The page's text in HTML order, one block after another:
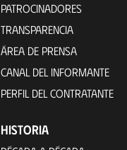
PATROCINADORES
TRANSPARENCIA
ÁREA DE PRENSA
CANAL DEL INFORMANTE
PERFIL DEL CONTRATANTE
HISTORIA